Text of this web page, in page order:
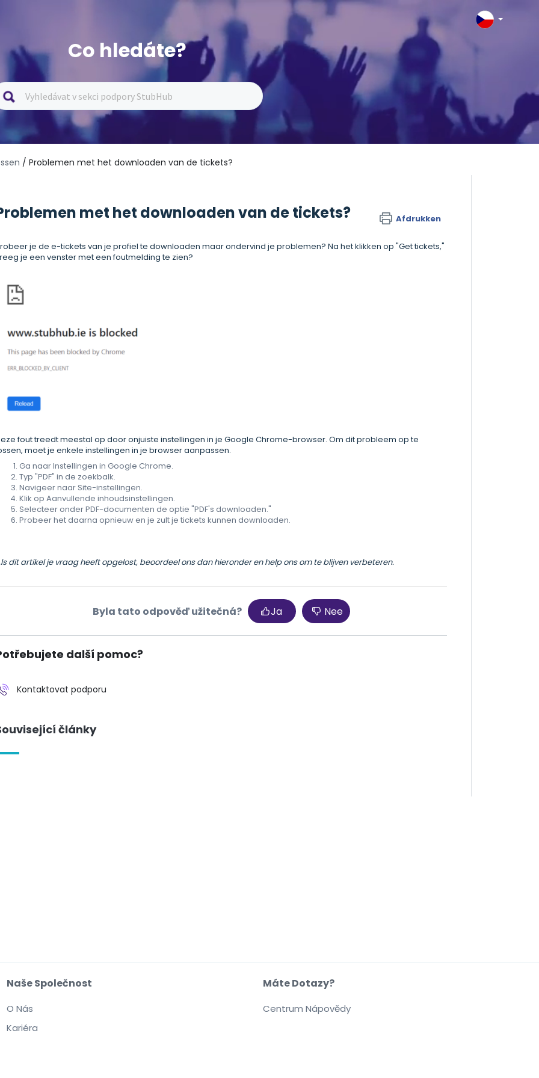
Co hledáte?
/ Problemen met het downloaden van de tickets?
met het downloaden van de tickets? Afdrukken
je de e-tickets van je profiel te downloaden maar ondervind je problemen? Na het klikken op "Get tickets,"
je een venster met een foutmelding te zien?
fout treedt meestal op door onjuiste instellingen in je Google Chrome-browser. Om dit probleem op te
moet je enkele instellingen in je browser aanpassen.
Ga naar Instellingen in Google Chrome.
Typ "PDF" in de zoekbalk.
Navigeer naar Site-instellingen.
Klik op Aanvullende inhoudsinstellingen.
Selecteer onder PDF-documenten de optie "PDF's downloaden."
Probeer het daarna opnieuw en je zult je tickets kunnen downloaden.
dit artikel je vraag heeft opgelost, beoordeel ons dan hieronder en help ons om te blijven verbeteren.
Byla tato odpověď užitečná? Ja Nee
další pomoc?
Kontaktovat podporu
články
Naše Společnost
O Nás
Kariéra
Máte Dotazy?
Centrum Nápovědy